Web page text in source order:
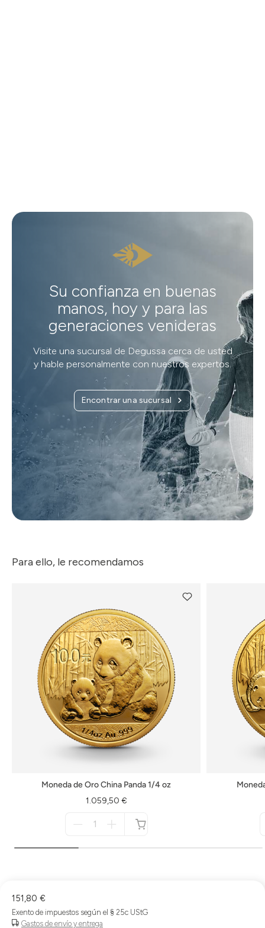
Su confianza en buenas
manos, hoy y para las
generaciones venideras
Visite una sucursal de Degussa cerca de usted
y hable personalmente con nuestros expertos.
Encontrar una sucursal
Para ello, le recomendamos
Moneda de Oro China Panda 1/4 oz
1.059,50 €
disponible
151,80 €
Exento de impuestos según el § 25c UStG
Gastos de envío y entrega